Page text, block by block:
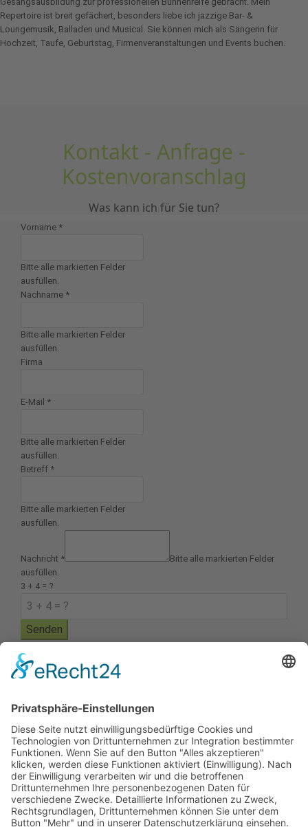
Repertoire ist breit gefächert, besonders liebe ich jazzige Bar- &
Loungemusik, Balladen und Musical. Sie können mich als Sängerin für
Hochzeit, Taufe, Geburtstag, Firmenveranstaltungen und Events buchen.
Kontakt - Anfrage -
Kostenvoranschlag
Was kann ich für Sie tun?
Vorname *
Bitte alle markierten Felder
ausfüllen.
Nachname *
Bitte alle markierten Felder
ausfüllen.
Firma
E-Mail *
Bitte alle markierten Felder
ausfüllen.
Betreff *
Bitte alle markierten Felder
ausfüllen.
Nachricht *
Bitte alle markierten Felder
ausfüllen.
3 + 4 = ?
Senden
Uschi Klee
D-76532 Baden-Baden
Tel.: +49 (0) 7221 - 9955 -73
Fax: +49 (0) 7221 - 9955 -74
info@klee-grafikdesign.de